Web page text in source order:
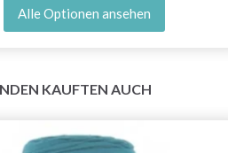
Alle Optionen ansehen
KAUFTEN AUCH